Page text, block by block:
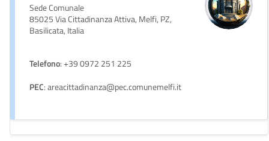
Sede Comunale
85025 Via Cittadinanza Attiva, Melfi, PZ,
Basilicata, Italia
Telefono: +39 0972 251 225
PEC: areacittadinanza@pec.comunemelfi.it